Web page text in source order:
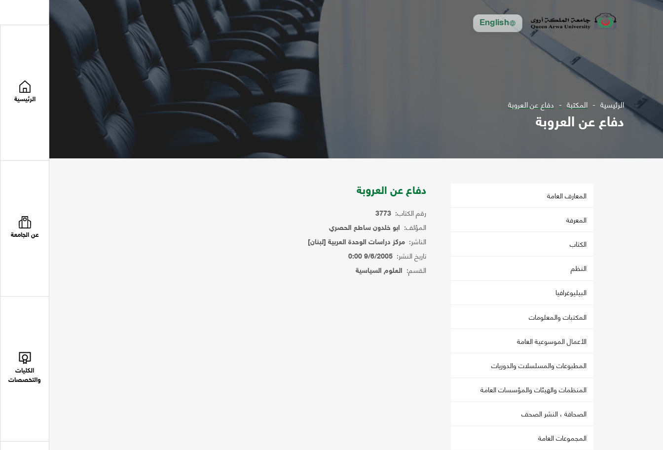
English
الرئيسية
عن الجامعة
الكليات
والتخصصات
الرئيسية المكتبة دفاع عن العروبة
دفاع عن العروبة
المعارف العامة
المعرفة
الكتاب
النظم
البيليوغرافيا
المكتبات والمعلومات
الأعمال الموسوعية العامة
المطبوعات والمسلسلات والدوريات
المنظمات والهيئات والمؤسسات العامة
الصحافة ، النشر الصحف
المجموعات العامة
دفاع عن العروبة
رقم الكتاب: 3773
المؤلف: ابو خلدون ساطع الحصري
الناشر: مركز دراسات الوحدة العربية [لبنان]
تاريخ النشر: 9/6/2005 0:00
القسم: العلوم السياسية